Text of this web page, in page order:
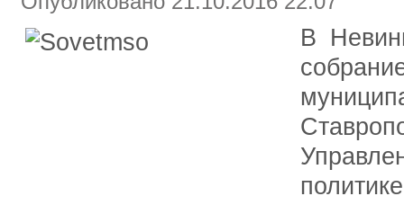
В